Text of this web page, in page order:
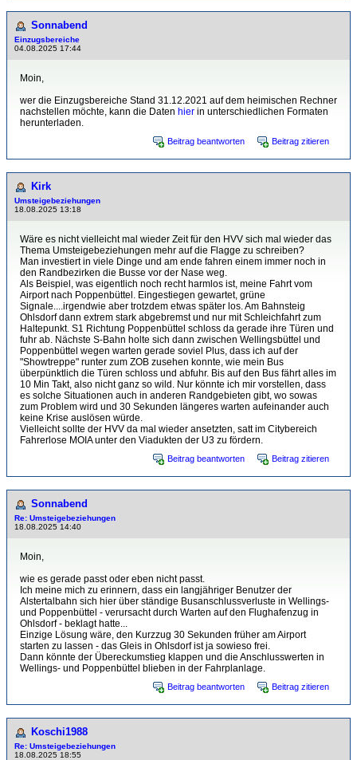
Sonnabend
Einzugsbereiche
04.08.2025 17:44
Moin,
wer die Einzugsbereiche Stand 31.12.2021 auf dem heimischen Rechner
nachstellen möchte, kann die Daten hier in unterschiedlichen Formaten
herunterladen.
Beitrag beantworten Beitrag zitieren
Kirk
Umsteigebeziehungen
18.08.2025 13:18
Wäre es nicht vielleicht mal wieder Zeit für den HVV sich mal wieder das
Thema Umsteigebeziehungen mehr auf die Flagge zu schreiben?
Man investiert in viele Dinge und am ende fahren einem immer noch in
den Randbezirken die Busse vor der Nase weg.
Als Beispiel, was eigentlich noch recht harmlos ist, meine Fahrt vom
Airport nach Poppenbüttel. Eingestiegen gewartet, grüne
Signale....irgendwie aber trotzdem etwas später los. Am Bahnsteig
Ohlsdorf dann extrem stark abgebremst und nur mit Schleichfahrt zum
Haltepunkt. S1 Richtung Poppenbüttel schloss da gerade ihre Türen und
fuhr ab. Nächste S-Bahn holte sich dann zwischen Wellingsbüttel und
Poppenbüttel wegen warten gerade soviel Plus, dass ich auf der
"Showtreppe" runter zum ZOB zusehen konnte, wie mein Bus
überpünktlich die Türen schloss und abfuhr. Bis auf den Bus fährt alles im
10 Min Takt, also nicht ganz so wild. Nur könnte ich mir vorstellen, dass
es solche Situationen auch in anderen Randgebieten gibt, wo sowas
zum Problem wird und 30 Sekunden längeres warten aufeinander auch
keine Krise auslösen würde.
Vielleicht sollte der HVV da mal wieder ansetzten, satt im Citybereich
Fahrerlose MOIA unter den Viadukten der U3 zu fördern.
Beitrag beantworten Beitrag zitieren
Sonnabend
Re: Umsteigebeziehungen
18.08.2025 14:40
Moin,
wie es gerade passt oder eben nicht passt.
Ich meine mich zu erinnern, dass ein langjähriger Benutzer der
Alstertalbahn sich hier über ständige Busanschlussverluste in Wellings-
und Poppenbüttel - verursacht durch Warten auf den Flughafenzug in
Ohlsdorf - beklagt hatte...
Einzige Lösung wäre, den Kurzzug 30 Sekunden früher am Airport
starten zu lassen - das Gleis in Ohlsdorf ist ja sowieso frei.
Dann könnte der Übereckumstieg klappen und die Anschlusswerten in
Wellings- und Poppenbüttel blieben in der Fahrplanlage.
Beitrag beantworten Beitrag zitieren
Koschi1988
Re: Umsteigebeziehungen
18.08.2025 18:55